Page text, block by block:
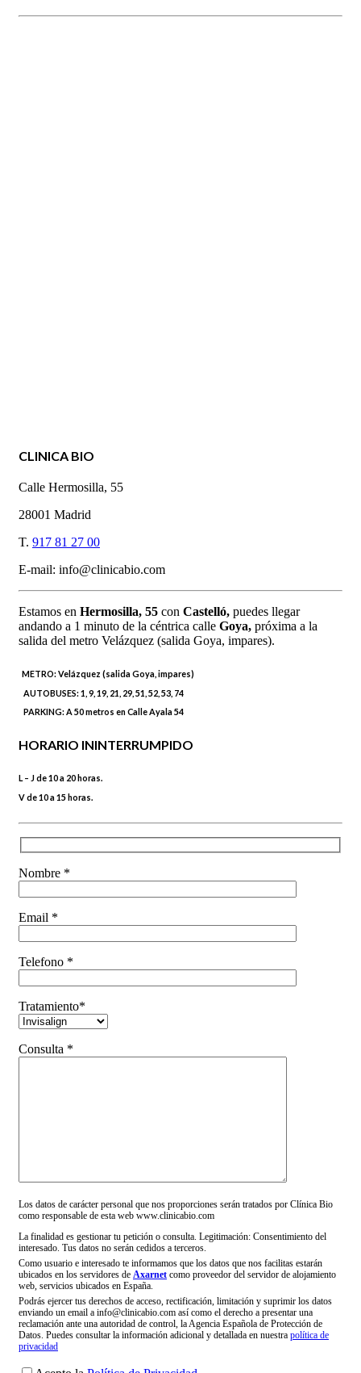
CLINICA BIO
Calle Hermosilla, 55
28001 Madrid
T. 917 81 27 00
E-mail: info@clinicabio.com
Estamos en Hermosilla, 55 con Castelló, puedes llegar
andando a 1 minuto de la céntrica calle Goya, próxima a la
salida del metro Velázquez (salida Goya, impares).
METRO:Velázquez (salida Goya, impares)
AUTOBUSES:1, 9, 19, 21, 29, 51, 52, 53, 74
PARKING:A 50 metros en Calle Ayala 54
HORARIO ININTERRUMPIDO
L – J de 10 a 20 horas.
V de 10 a 15 horas.
Nombre *
Email *
Telefono *
Tratamiento*
Consulta *
Los datos de carácter personal que nos proporciones serán tratados por Clínica Bio
como responsable de esta web www.clinicabio.com
La finalidad es gestionar tu petición o consulta. Legitimación: Consentimiento del
interesado. Tus datos no serán cedidos a terceros.
Como usuario e interesado te informamos que los datos que nos facilitas estarán
ubicados en los servidores de Axarnet como proveedor del servidor de alojamiento
web, servicios ubicados en España.
Podrás ejercer tus derechos de acceso, rectificación, limitación y suprimir los datos
enviando un email a info@clinicabio.com así como el derecho a presentar una
reclamación ante una autoridad de control, la Agencia Española de Protección de
Datos. Puedes consultar la información adicional y detallada en nuestra política de
privacidad